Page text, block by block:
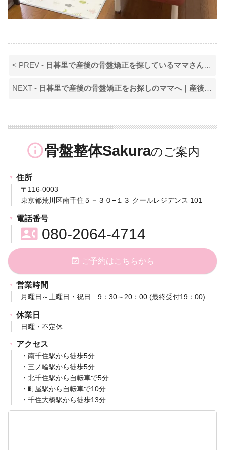
< PREV - 日暮里で産後の骨盤矯正を探しているママさんへ ～健康と美しさを取り戻すために～
NEXT - 日暮里で産後の骨盤矯正をお探しのママへ｜産後ケアで心も身体も楽にするために
info_outline骨盤整体Sakura
住所
〒116-0003
東京都荒川区南千住５－３０−１３ クールレジデンス 101
電話番号
contact_phone080-2064-4714
event_available ご予約はこちらから
営業時間
月曜日～土曜日・祝日 9：30～20：00 (最終受付19：00)
休業日
日曜・不定休
アクセス
・南千住駅から徒歩5分
・三ノ輪駅から徒歩5分
・北千住駅から自転車で5分
・町屋駅から自転車で10分
・千住大橋駅から徒歩13分